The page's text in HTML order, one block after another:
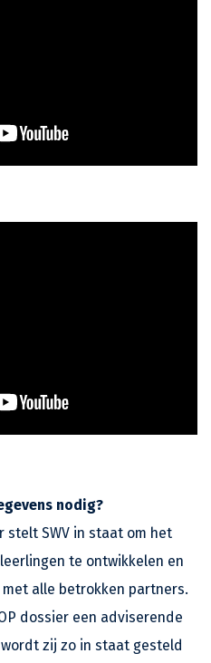
nodig?
stelt SWV in staat om het
te ontwikkelen en
alle betrokken partners.
dossier een adviserende
zij zo in staat gesteld